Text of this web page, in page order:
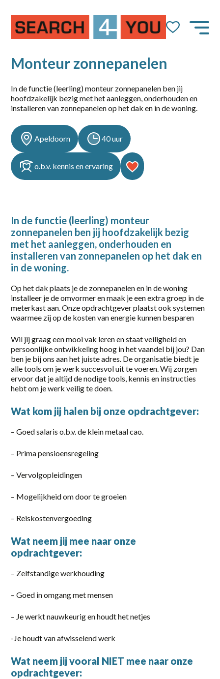
Monteur zonnepanelen
In de functie (leerling) monteur zonnepanelen ben jij
hoofdzakelijk bezig met het aanleggen, onderhouden en
installeren van zonnepanelen op het dak en in de woning.
Apeldoorn 40 uur
o.b.v. kennis en ervaring
In de functie (leerling) monteur
zonnepanelen ben jij hoofdzakelijk bezig
met het aanleggen, onderhouden en
installeren van zonnepanelen op het dak en
in de woning.
Op het dak plaats je de zonnepanelen en in de woning
installeer je de omvormer en maak je een extra groep in de
meterkast aan. Onze opdrachtgever plaatst ook systemen
waarmee zij op de kosten van energie kunnen besparen
Wil jij graag een mooi vak leren en staat veiligheid en
persoonlijke ontwikkeling hoog in het vaandel bij jou? Dan
ben je bij ons aan het juiste adres. De organisatie biedt je
alle tools om je werk succesvol uit te voeren. Wij zorgen
ervoor dat je altijd de nodige tools, kennis en instructies
hebt om je werk veilig te doen.
Wat kom jij halen bij onze opdrachtgever:
– Goed salaris o.b.v. de klein metaal cao.
– Prima pensioensregeling
– Vervolgopleidingen
– Mogelijkheid om door te groeien
– Reiskostenvergoeding
Wat neem jij mee naar onze
opdrachtgever:
– Zelfstandige werkhouding
– Goed in omgang met mensen
– Je werkt nauwkeurig en houdt het netjes
-Je houdt van afwisselend werk
Wat neem jij vooral NIET mee naar onze
opdrachtgever:
Job Alert
E-mail
dienstverband
2-38 uur
20-36 uur
24 - 40
24 - 40 uur
32-40 uur
36 uur
38 uur
40
40 uur
Full-time
Part-time
locatie
Almelo
Amersfoort
Amsterdam
Apeldoorn
Barneveld
Deventer
Gorinchem